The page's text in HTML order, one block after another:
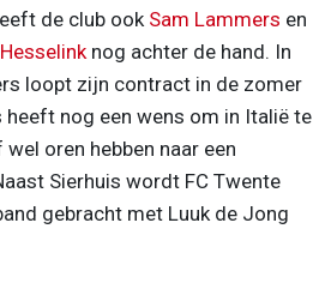
de club ook Sam Lammers en
nog achter de hand. In
loopt zijn contract in de zomer
nog een wens om in Italië te
oren hebben naar een
Sierhuis wordt FC Twente
gebracht met Luuk de Jong